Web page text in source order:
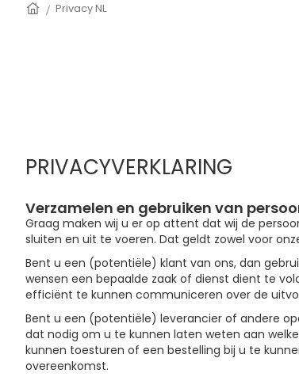
HomePrivacy NL
PRIVACYVERKLARING
Verzamelen en gebruiken van
Graag maken wij u er op attent dat wij de
sluiten en uit te voeren. Dat geldt zowel voor
Bent u een (potentiële) klant van ons, dan
wensen een bepaalde zaak of dienst dient te
efficiënt te kunnen communiceren over de
Bent u een (potentiële) leverancier of andere
dat nodig om u te kunnen laten weten aan
kunnen toesturen of een bestelling bij u te
overeenkomst.